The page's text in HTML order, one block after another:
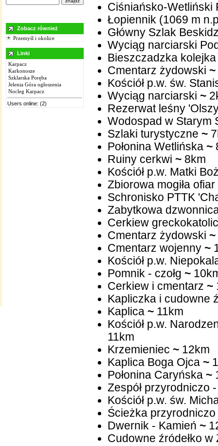
Zobacz również
Przemyśl i okolice
Linki
Karpacz
Karkonosze
Szklarska Poręba
Jelenia Góra ogłoszenia
Nocleg Karpacz
Users online: (2)
Ciśniańsko-Wetliński
Łopiennik (1069 m
Główny Szlak
Wyciąg narciarski
Bieszczadzka
Cmentarz żydowski ~
Kościół p.w. św.
Wyciąg narciarski ~
Rezerwat leśny
Wodospad w Starym
Szlaki turystyczne ~
Połonina Wetlińska ~
Ruiny cerkwi ~8km
Kościół p.w. Matki
Zbiorowa mogiła
Schronisko PTTK
Zabytkowa
Cerkiew
Cmentarz żydowski ~
Cmentarz wojenny ~
Kościół p.w.
Pomnik - czołg ~
Cerkiew i cmentarz ~
Kapliczka i cudowne
Kaplica ~11km
Kościół
11km
Krzemieniec ~12km
Kaplica Boga Ojca ~
Połonina Caryńska ~
Zespół przyrodniczo
Kościół p.w. św.
Ścieżka
Dwernik - Kamień ~
Cudowne źródełko w